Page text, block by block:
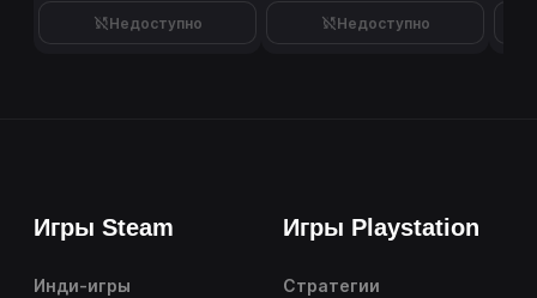
Недоступно Недоступно
Игры Steam
Инди-игры
Игры Playstation
Стратегии